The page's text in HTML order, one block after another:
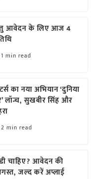
हेतु आवेदन के लिए आज 4
1 min read
का नया अभियान ‘दुनिया
लॉन्च, सुखबीर सिंह और
2 min read
चाहिए? आवेदन की
जल्द करें अप्लाई